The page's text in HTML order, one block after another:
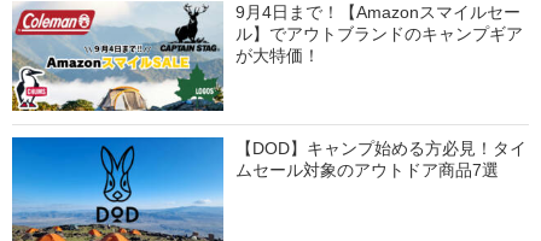
9月4日まで！【Amazonスマイルセー
ル】でアウトブランドのキャンプギア
が大特価！
【DOD】キャンプ始める方必見！タイ
ムセール対象のアウトドア商品7選